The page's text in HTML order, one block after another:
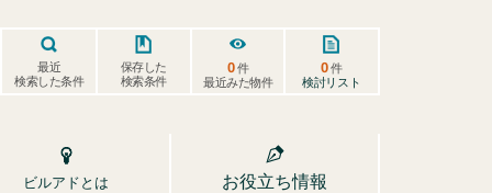
最近
検索した条件
保存した
検索条件
0件
最近みた物件
0件
検討リスト
ビルアドとは お役立ち情報